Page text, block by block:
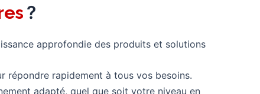
?
approfondie des produits et solutions
répondre rapidement à tous vos besoins.
adapté, quel que soit votre niveau en